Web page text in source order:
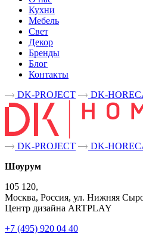
Кухни
Мебель
Свет
Декор
Бренды
Блог
Контакты
DK-PROJECT
DK-
DK-PROJECT
DK-
Шоурум
105 120,
Москва, Россия, ул. Нижняя
Центр дизайна ARTPLAY
+7 (495) 920 04 40